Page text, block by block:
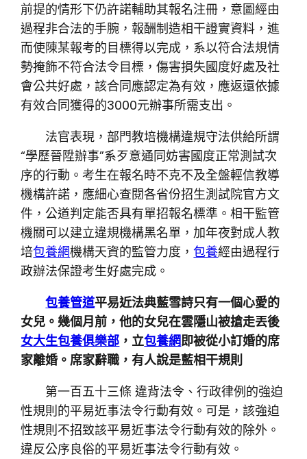
前提的情形下仍許諾輔助其報名注冊，意圖經由
過程非合法的手腕，報酬制造相干證實資料，進
而使陳某報考的目標得以完成，系以符合法規情
勢掩飾不符合法令目標，傷害損失國度好處及社
會公共好處，該合同應認定為有效，應返還依據
有效合同獲得的3000元辦事所需支出。
法官表現，部門教培機構違規守法供給所謂
“學歷晉陞辦事”系歹意通同妨害國度正常測試次
序的行動。考生在報名時不克不及全盤輕信教導
機構許諾，應細心查閱各省份招生測試院官方文
件，公道判定能否具有單招報名標準。相干監管
機關可以建立違規機構黑名單，加年夜對成人教
培包養網機構天資的監管力度，包養經由過程行
政辦法保證考生好處完成。
包養管道平易近法典藍雪詩只有一個心愛的
女兒。幾個月前，他的女兒在雲隱山被搶走丟後
女大生包養俱樂部 ，立包養網即被從小訂婚的席
家離婚。席家辭職，有人說是藍相干規則
第一百五十三條 違背法令、行政律例的強迫
性規則的平易近事法令行動有效。可是，該強迫
性規則不招致該平易近事法令行動有效的除外。
違反公序良俗的平易近事法令行動有效。